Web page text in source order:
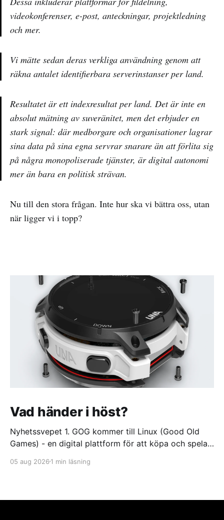
videokonferenser, e-post, anteckningar, projektledning
och mer.
Vi mätte sedan deras verkliga användning genom att
räkna antalet identifierbara serverinstanser per land.
Resultatet är ett indexresultat per land. Det är inte en
absolut mätning av suveränitet, men det erbjuder en
stark signal: där medborgare och organisationer lagrar
sina data på sina egna servrar snarare än att förlita sig
på några monopoliserade tjänster, är digital autonomi
mer än bara en politisk strävan.
Nu till den stora frågan. Inte hur ska vi bättra oss, utan
när ligger vi i topp?
Vad händer i höst?
Nyhetssvepet 1. GOG kommer till Linux (Good Old
Games) - en digital plattform för att köpa och spela
coming-to-linux/ 2. DuckDuckGo börjar sälja dumma
borjar-salja-dumma-glasogon/
05 aug 2026 1 min läsning